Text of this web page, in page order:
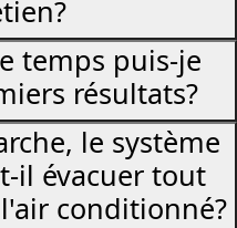
temps puis-je
résultats?
le système
il évacuer tout
conditionné?